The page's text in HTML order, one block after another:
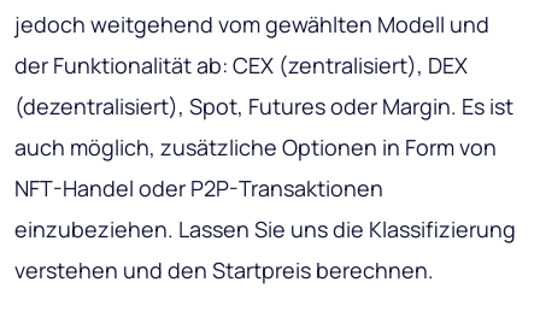
jedoch weitgehend vom gewählten Modell und
der Funktionalität ab: CEX (zentralisiert), DEX
(dezentralisiert), Spot, Futures oder Margin. Es ist
auch möglich, zusätzliche Optionen in Form von
NFT-Handel oder P2P-Transaktionen
einzubeziehen. Lassen Sie uns die Klassifizierung
verstehen und den Startpreis berechnen.